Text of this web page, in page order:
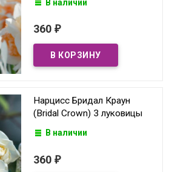
В наличии
360 ₽
Нарцисс Бридал Краун
(Bridal Crown) 3 луковицы
В наличии
360 ₽